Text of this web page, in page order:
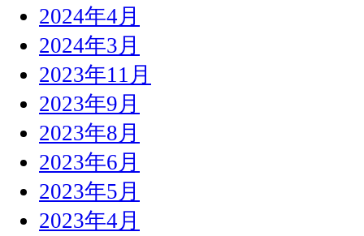
2024年4月
2024年3月
2023年11月
2023年9月
2023年8月
2023年6月
2023年5月
2023年4月